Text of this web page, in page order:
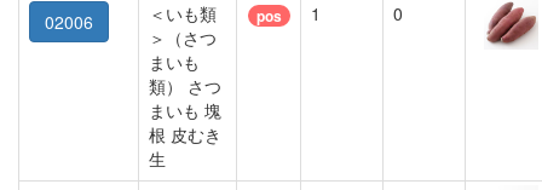
02006
＜いも類
＞（さつ
まいも
類） さつ
まいも 塊
根 皮むき
生
pos 1 0